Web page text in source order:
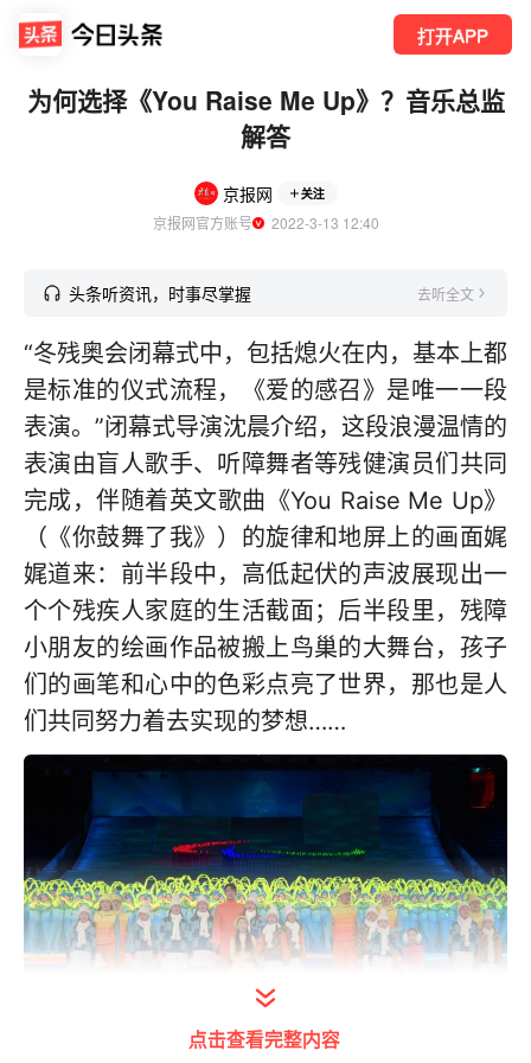
打开APP
为何选择《You Raise Me Up》？音乐总监
解答
京报网 关注
京报网官方账号
  2022-3-13 12:40
头条听资讯，时事尽掌握 去听全文
“冬残奥会闭幕式中，包括熄火在内，基本上都
是标准的仪式流程，《爱的感召》是唯一一段
表演。”闭幕式导演沈晨介绍，这段浪漫温情的
表演由盲人歌手、听障舞者等残健演员们共同
完成，伴随着英文歌曲《You Raise Me Up》
（《你鼓舞了我》）的旋律和地屏上的画面娓
娓道来：前半段中，高低起伏的声波展现出一
个个残疾人家庭的生活截面；后半段里，残障
小朋友的绘画作品被搬上鸟巢的大舞台，孩子
们的画笔和心中的色彩点亮了世界，那也是人
们共同努力着去实现的梦想……
点击查看完整内容